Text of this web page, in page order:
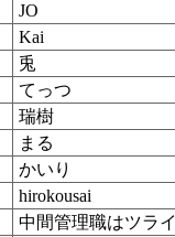
JO
Kai
兎
てっつ
瑞樹
まる
かいり
hirokousai
中間管理職はツライ